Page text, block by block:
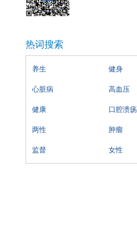
热词搜索
养生 健身
心脏病 高血压
健康 口腔溃疡
两性 肿瘤
监督 女性